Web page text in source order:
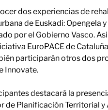
dos experiencias de
de Euskadi: Opengela
por el Gobierno Vasco.
EuroPACE de
participarán otros dos
Innovate.
destacará la
de Planificación Territorial y